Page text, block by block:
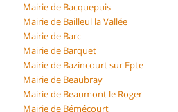
Mairie de Bacquepuis
Mairie de Bailleul la Vallée
Mairie de Barc
Mairie de Barquet
Mairie de Bazincourt sur Epte
Mairie de Beaubray
Mairie de Beaumont le Roger
Mairie de Bémécourt